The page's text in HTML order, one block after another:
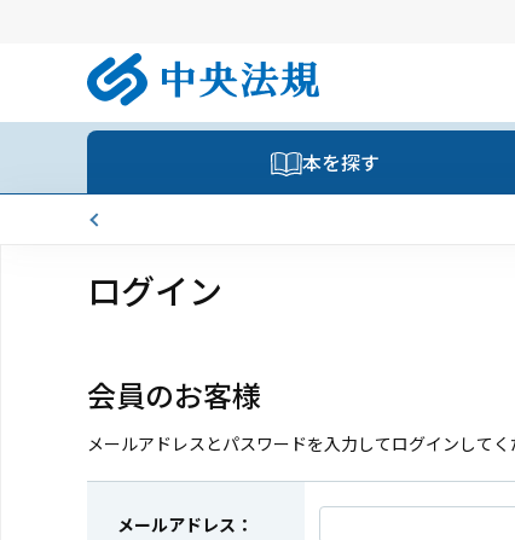
本を探す
ログイン
会員のお客様
メールアドレスとパスワードを入力してログインしてく
メールアドレス：